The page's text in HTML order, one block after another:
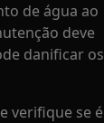
de água ao
deve
danificar os
verifique se é